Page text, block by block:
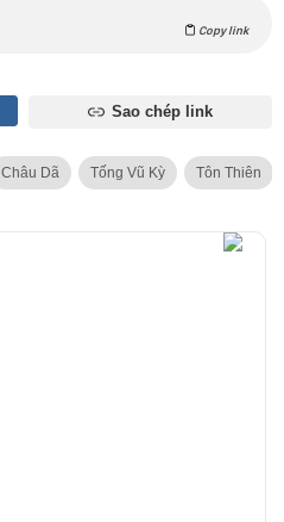
Copy link
Sao chép link
Châu Dã Tống Vũ Kỳ Tôn Thiên